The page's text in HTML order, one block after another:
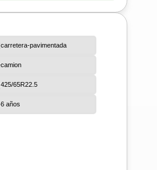
carretera-pavimentada
camion
425/65R22.5
6 años